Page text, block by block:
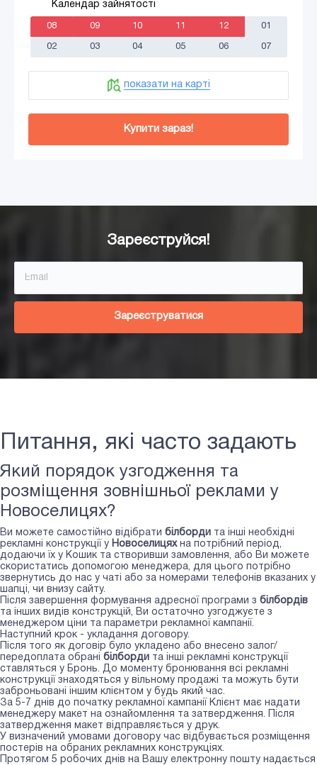
Календар зайнятості
08 09 10 11 12 01
02 03 04 05 06 07
показати на карті
Купити зараз!
Зареєструйся!
Зареєструватися
Питання, які часто задають
Який порядок узгодження та
розміщення зовнішньої реклами у
Новоселицях?
Ви можете самостійно відібрати білборди та інші необхідні
рекламні конструкції у Новоселицяхна потрібний період,
додаючи їх у Кошик та створивши замовлення, або Ви можете
скористатись допомогою менеджера, для цього потрібно
звернутись до нас у чаті або за номерами телефонів вказаних у
шапці, чи внизу сайту.
Після завершення формування адресної програми з білбордів
та інших видів конструкцій, Ви остаточно узгоджуєте з
менеджером ціни та параметри рекламної кампанії.
Наступний крок - укладання договору.
Після того як договір було укладено або внесено залог/
передоплата обрані білборди та інші рекламні конструкції
ставляться у Бронь. До моменту бронювання всі рекламні
конструкції знаходяться у вільному продажі та можуть бути
заброньовані іншим клієнтом у будь який час.
За 5-7 днів до початку рекламної кампанії Клієнт має надати
менеджеру макет на ознайомлення та затвердження. Після
затвердження макет відправляється у друк.
У визначений умовами договору час відбувається розміщення
постерів на обраних рекламних конструкціях.
Протягом 5 робочих днів на Вашу електронну пошту надається